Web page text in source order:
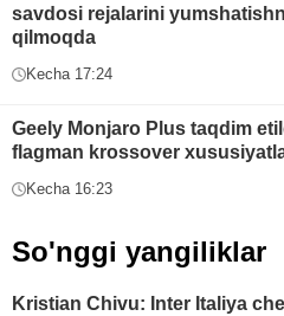
savdosi rejalarini
qilmoqda
Kecha 17:24
Geely Monjaro Plus taqdim
flagman krossover
Kecha 16:23
So'nggi yangiliklar
Kristian Chivu: Inter Italiya